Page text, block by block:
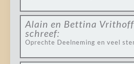
Alain en Bettina
schreef:
Oprechte Deelneming en veel